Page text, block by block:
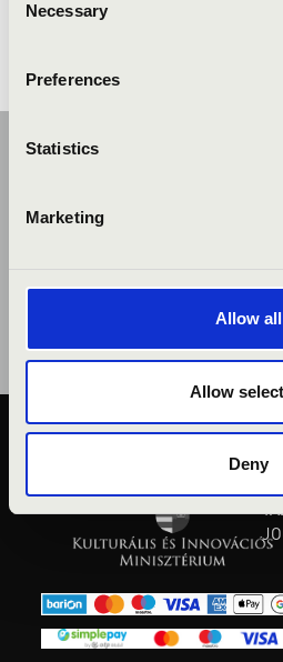
Selection
Necessary
Preferences
Statistics
Marketing
Allow all
Allow
Deny